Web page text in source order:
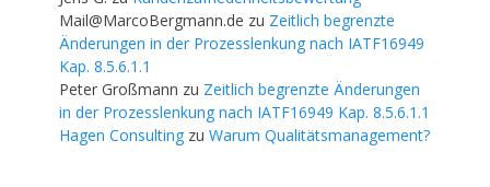
Mail@MarcoBergmann.de zu Zeitlich begrenzte
Änderungen in der Prozesslenkung nach IATF16949
Kap. 8.5.6.1.1
Peter Großmann zu Zeitlich begrenzte Änderungen
in der Prozesslenkung nach IATF16949 Kap. 8.5.6.1.1
Hagen Consulting zu Warum Qualitätsmanagement?